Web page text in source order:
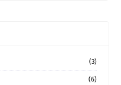
(3)
(6)